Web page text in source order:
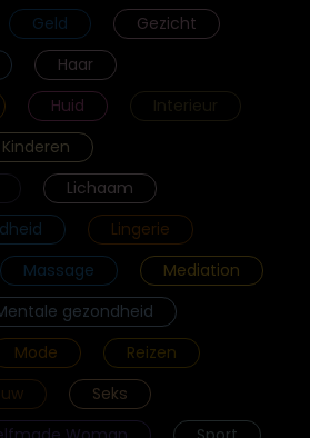
Geld
Gezicht
Haar
Huid
Interieur
Kinderen
Lichaam
Lingerie
Massage
Mediation
gezondheid
Mode
Reizen
Seks